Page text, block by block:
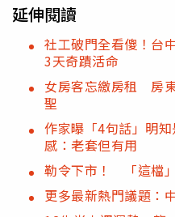
延伸閱讀
社工破門全看傻！台
3天奇蹟活命
女房客忘繳房租 房
聖
作家曝「4句話」明
感：老套但有用
勒令下市！ 「這檔
更多最新熱門議題：